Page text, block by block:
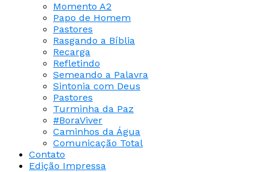
Momento A2
Papo de Homem
Pastores
Rasgando a Bíblia
Recarga
Refletindo
Semeando a Palavra
Sintonia com Deus
Pastores
Turminha da Paz
#BoraViver
Caminhos da Água
Comunicação Total
Contato
Edição Impressa